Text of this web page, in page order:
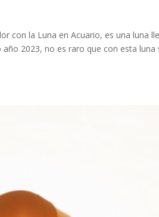
con la Luna en Acuario, es una luna
2023, no es raro que con esta